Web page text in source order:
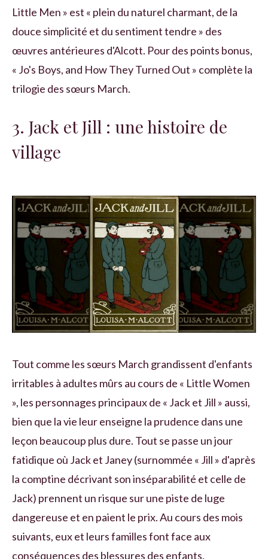
Little Men » est « plein du naturel charmant, de la
douce simplicité et du sentiment tendre » des
œuvres antérieures d'Alcott. Pour des points bonus,
« Jo's Boys, and How They Turned Out » complète la
trilogie des sœurs March.
3. Jack et Jill : une histoire de
village
Tout comme les sœurs March grandissent d'enfants
irritables à adultes mûrs au cours de « Little Women
», les personnages principaux de « Jack et Jill » aussi,
bien que la vie leur enseigne la prudence dans une
leçon beaucoup plus dure. Tout se passe un jour
fatidique où Jack et Janey (surnommée « Jill » d'après
la comptine décrivant son inséparabilité et celle de
Jack) prennent un risque sur une piste de luge
dangereuse et en paient le prix. Au cours des mois
suivants, eux et leurs familles font face aux
conséquences des blessures des enfants.